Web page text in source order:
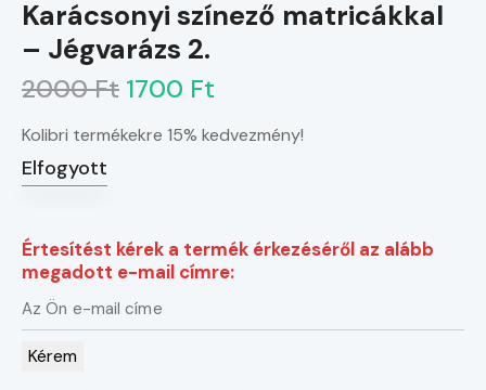
Karácsonyi színező matricákkal
– Jégvarázs 2.
2000 Ft 1700 Ft
Kolibri termékekre 15% kedvezmény!
Elfogyott
Értesítést kérek a termék érkezéséről az alább
megadott e-mail címre:
Kérem